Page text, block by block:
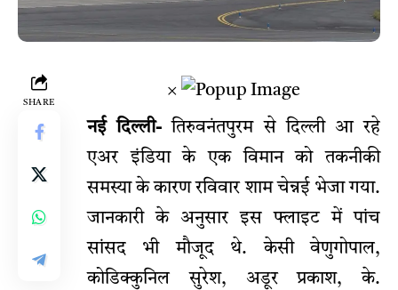
SHARE
×
नई दिल्ली-तिरुवनंतपुरम से दिल्ली आ रहे
एअर इंडिया के एक विमान को तकनीकी
समस्या के कारण रविवार शाम चेन्नई भेजा गया.
जानकारी के अनुसार इस फ्लाइट में पांच
सांसद भी मौजूद थे. केसी वेणुगोपाल,
कोडिक्कुनिल सुरेश, अडूर प्रकाश, के.